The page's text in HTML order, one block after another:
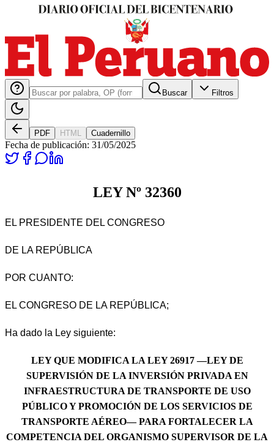
Buscar Filtros
PDF HTML Cuadernillo
Fecha de publicación: 31/05/2025
LEY Nº 32360
EL PRESIDENTE DEL CONGRESO
DE LA REPÚBLICA
POR CUANTO:
EL CONGRESO DE LA REPÚBLICA;
Ha dado la Ley siguiente:
LEY QUE MODIFICA LA LEY 26917 —LEY DE
SUPERVISIÓN DE LA INVERSIÓN PRIVADA EN
INFRAESTRUCTURA DE TRANSPORTE DE USO
PÚBLICO Y PROMOCIÓN DE LOS SERVICIOS DE
TRANSPORTE AÉREO— PARA FORTALECER LA
COMPETENCIA DEL ORGANISMO SUPERVISOR DE LA